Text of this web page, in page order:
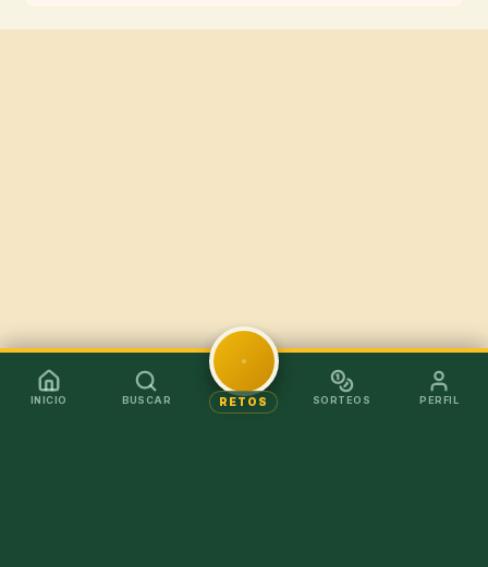
INICIO BUSCAR RETOS SORTEOS PERFIL